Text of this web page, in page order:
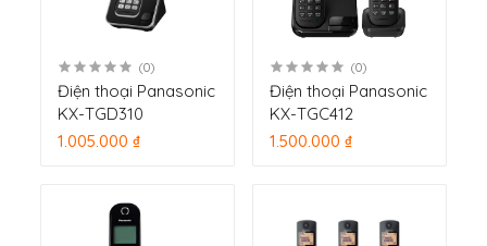
(0)
Điện thoại Panasonic
KX-TGD310
1.005.000 ₫
(0)
Điện thoại Panasonic
KX-TGC412
1.500.000 ₫